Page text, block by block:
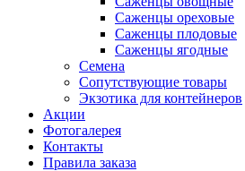
Саженцы ореховые
Саженцы плодовые
Саженцы ягодные
Семена
Сопутствующие товары
Экзотика для контейнеров
Акции
Фотогалерея
Контакты
Правила заказа